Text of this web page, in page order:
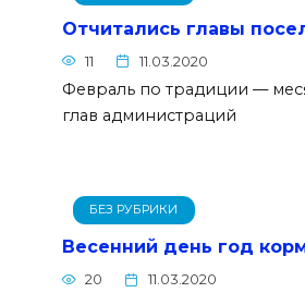
Отчитались главы
11 11.03.2020
Февраль по традиции —
глав администраций
БЕЗ РУБРИКИ
Весенний день год
20 11.03.2020